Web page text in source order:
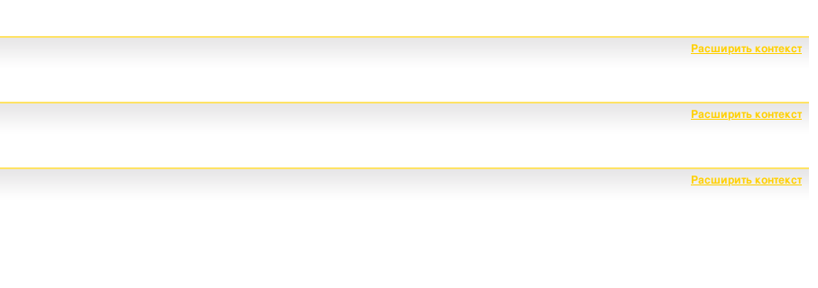
Расширить контекст
Расширить контекст
Расширить контекст